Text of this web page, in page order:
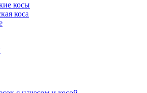
косы
коса